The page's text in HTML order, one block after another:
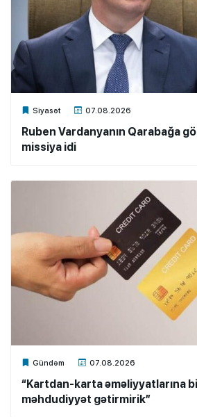
Siyasət 07.08.2026
Xalq.Online
Ruben Vardanyanın Qarabağa
missiya idi
Gündəm 07.08.2026
Xalq.Online
“Kartdan-karta əməliyyatlarına
məhdudiyyət gətirmirik”